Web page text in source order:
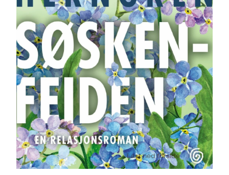
Last ned forside